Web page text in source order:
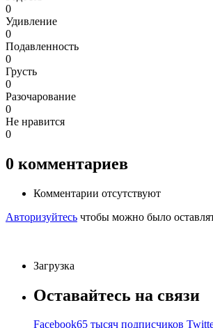
0
Удивление
0
Подавленность
0
Грусть
0
Разочарование
0
Не нравится
0
0 комментариев
Комментарии отсутствуют
Авторизуйтесь чтобы можно было
Загрузка
Оставайтесь на связи
Facebook65 тысяч подписчиков